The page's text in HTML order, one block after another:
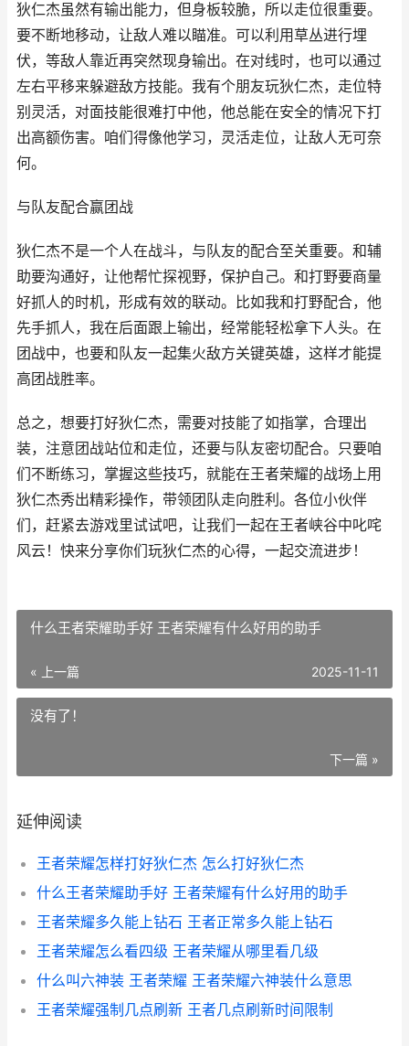
狄仁杰虽然有输出能力，但身板较脆，所以走位很重要。
要不断地移动，让敌人难以瞄准。可以利用草丛进行埋
伏，等敌人靠近再突然现身输出。在对线时，也可以通过
左右平移来躲避敌方技能。我有个朋友玩狄仁杰，走位特
别灵活，对面技能很难打中他，他总能在安全的情况下打
出高额伤害。咱们得像他学习，灵活走位，让敌人无可奈
何。
与队友配合赢团战
狄仁杰不是一个人在战斗，与队友的配合至关重要。和辅
助要沟通好，让他帮忙探视野，保护自己。和打野要商量
好抓人的时机，形成有效的联动。比如我和打野配合，他
先手抓人，我在后面跟上输出，经常能轻松拿下人头。在
团战中，也要和队友一起集火敌方关键英雄，这样才能提
高团战胜率。
总之，想要打好狄仁杰，需要对技能了如指掌，合理出
装，注意团战站位和走位，还要与队友密切配合。只要咱
们不断练习，掌握这些技巧，就能在王者荣耀的战场上用
狄仁杰秀出精彩操作，带领团队走向胜利。各位小伙伴
们，赶紧去游戏里试试吧，让我们一起在王者峡谷中叱咤
风云！快来分享你们玩狄仁杰的心得，一起交流进步！
什么王者荣耀助手好 王者荣耀有什么好用的助手
« 上一篇 2025-11-11
没有了！
下一篇 »
延伸阅读
王者荣耀怎样打好狄仁杰 怎么打好狄仁杰
什么王者荣耀助手好 王者荣耀有什么好用的助手
王者荣耀多久能上钻石 王者正常多久能上钻石
王者荣耀怎么看四级 王者荣耀从哪里看几级
什么叫六神装 王者荣耀 王者荣耀六神装什么意思
王者荣耀强制几点刷新 王者几点刷新时间限制